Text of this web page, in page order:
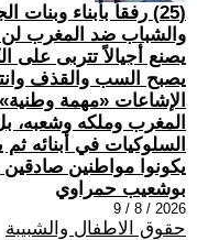
(25) رفقاً بأبناء
والشباب ضد المغرب
يصنع أجيالاً تتربى على
يصبح السب والقذف
الإشاعات «مهمة
المغرب وملكه وشعبه،
السلوكيات في أبنائه
يكونوا مواطنين
بوشعيب حمراوي
2026 / 8 / 9
حقوق الاطفال والشبيبة